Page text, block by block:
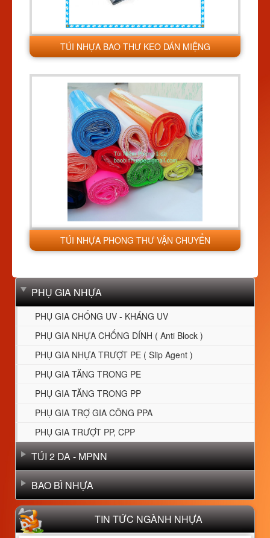
TÚI NHỰA BAO THƯ KEO DÁN MIỆNG
TÚI NHỰA PHONG THƯ VẬN CHUYỂN
PHỤ GIA NHỰA
PHỤ GIA CHỐNG UV - KHÁNG UV
PHỤ GIA NHỰA CHỐNG DÍNH ( Anti Block )
PHỤ GIA NHỰA TRƯỢT PE ( Slip Agent )
PHỤ GIA TĂNG TRONG PE
PHỤ GIA TĂNG TRONG PP
PHỤ GIA TRỢ GIA CÔNG PPA
PHỤ GIA TRƯỢT PP, CPP
TÚI 2 DA - MPNN
BAO BÌ NHỰA
TIN TỨC NGÀNH NHỰA